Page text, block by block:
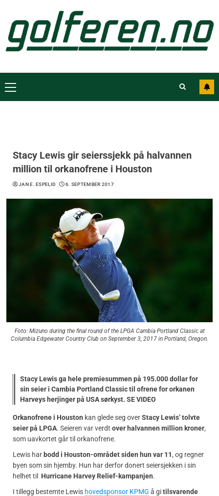
Stacy Lewis gir seierssjekk på halvannen
million til orkanofrene i Houston
JAN E. ESPELID 6. SEPTEMBER 2017
Foto: Mizuno during the final round of the LPGA Cambia Portland Classic at
Columbia Edgewater Country Club on September 3, 2017 in Portland, Oregon.
Stacy Lewis ga hele premiesummen på 195.000 dollar for
sin seier i Cambia Portland Classic til ofrene for orkanen
Harveys herjinger på USA sørkyst. SE VIDEO
Orkanofrene i Houston kan glede seg overStacy Lewis’ tolvte
seier på LPGA. Seieren var verdt over halvannen million kroner,
som uavkortet går til orkanofrene.
Lewis har bodd i Houston-området siden hun var 11, og regner
byen som sin hjemby. Hun har derfor donert seiersjekken i sin
helhet til Hurricane Harvey Relief-kampanjen.
I tillegg bestemte Lewis hovedsponsor KPMG å gitilsvarende